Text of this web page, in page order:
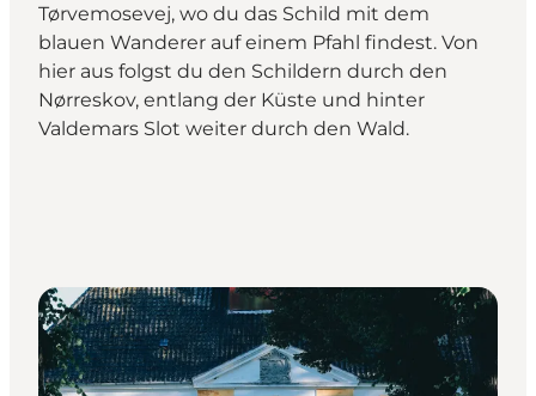
Tørvemosevej, wo du das Schild mit dem
blauen Wanderer auf einem Pfahl findest. Von
hier aus folgst du den Schildern durch den
Nørreskov, entlang der Küste und hinter
Valdemars Slot weiter durch den Wald.